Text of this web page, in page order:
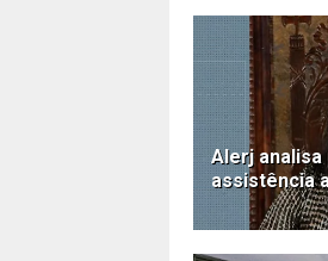
Alerj
assistência